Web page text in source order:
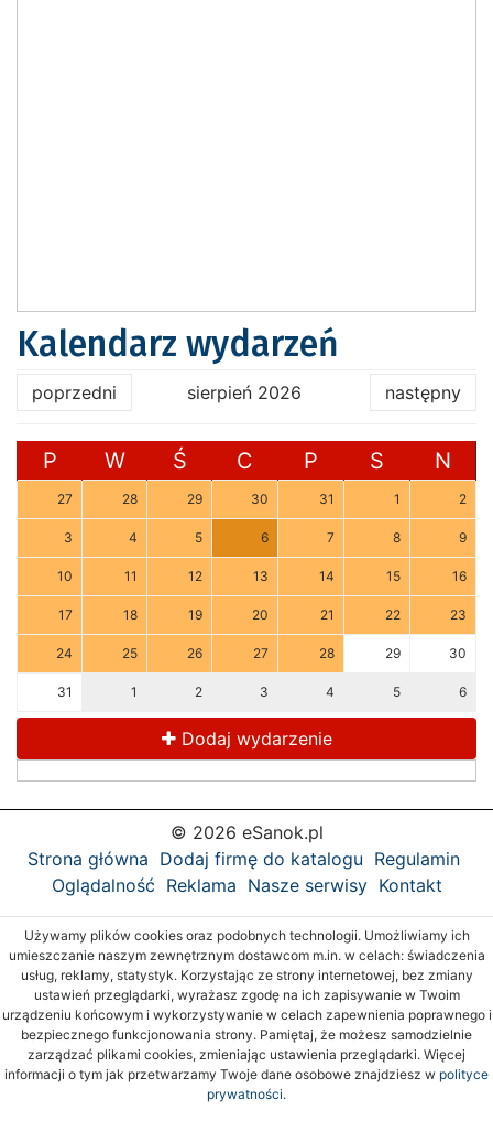
Kalendarz wydarzeń
poprzedni sierpień 2026 następny
P W Ś C P S N
27 28 29 30 31 1 2
3 4 5 6 7 8 9
10 11 12 13 14 15 16
17 18 19 20 21 22 23
24 25 26 27 28 29 30
31 1 2 3 4 5 6
Dodaj wydarzenie
© 2026 eSanok.pl
Strona główna Dodaj firmę do katalogu Regulamin
Oglądalność Reklama Nasze serwisy Kontakt
Używamy plików cookies oraz podobnych technologii. Umożliwiamy ich
umieszczanie naszym zewnętrznym dostawcom m.in. w celach: świadczenia
usług, reklamy, statystyk. Korzystając ze strony internetowej, bez zmiany
ustawień przeglądarki, wyrażasz zgodę na ich zapisywanie w Twoim
urządzeniu końcowym i wykorzystywanie w celach zapewnienia poprawnego i
bezpiecznego funkcjonowania strony. Pamiętaj, że możesz samodzielnie
zarządzać plikami cookies, zmieniając ustawienia przeglądarki. Więcej
informacji o tym jak przetwarzamy Twoje dane osobowe znajdziesz w polityce
prywatności.